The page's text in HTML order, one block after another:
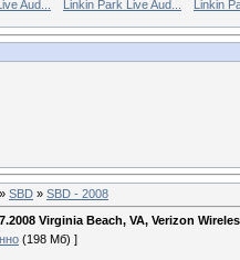
Aud...
Linkin Park Live Aud... Linkin
» SBD » SBD - 2008
Virginia Beach, VA, Verizon
(198 Мб) ]